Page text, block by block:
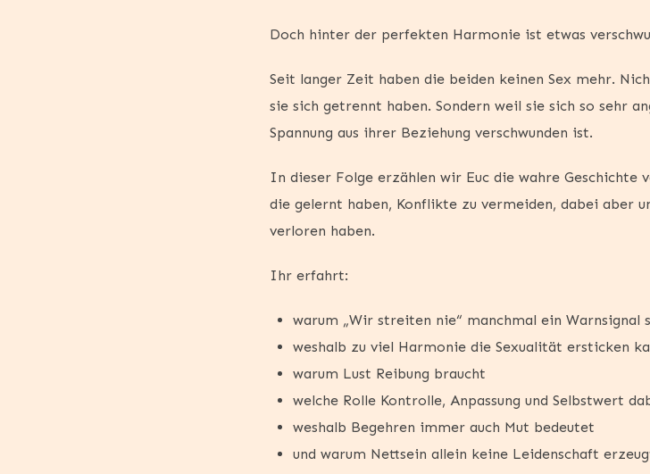
Doch hinter der perfekten Harmonie ist etwas
Seit langer Zeit haben die beiden keinen Sex mehr.
sie sich getrennt haben. Sondern weil sie sich so sehr
Spannung aus ihrer Beziehung verschwunden ist.
In dieser Folge erzählen wir Euc die wahre Geschichte
die gelernt haben, Konflikte zu vermeiden, dabei aber
verloren haben.
Ihr erfahrt:
warum „Wir streiten nie“ manchmal ein Warnsignal
weshalb zu viel Harmonie die Sexualität ersticken
warum Lust Reibung braucht
welche Rolle Kontrolle, Anpassung und Selbstwert
weshalb Begehren immer auch Mut bedeutet
und warum Nettsein allein keine Leidenschaft